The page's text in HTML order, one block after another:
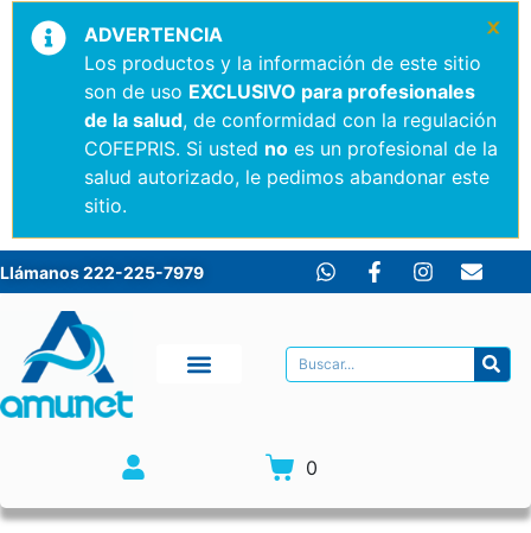
ADVERTENCIA
Los productos y la información de este sitio
son de uso EXCLUSIVO para profesionales
de la salud, de conformidad con la regulación
COFEPRIS. Si usted no es un profesional de la
salud autorizado, le pedimos abandonar este
sitio.
×
Llámanos 222-225-7979
0